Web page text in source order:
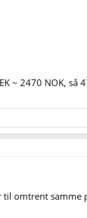
~ 2470 NOK,
omtrent samme